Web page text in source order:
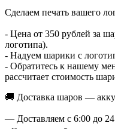
Сделаем печать вашего
- Цена от 350 рублей за
логотипа).
- Надуем шарики с
- Обратитесь к нашему
рассчитает стоимость
🚚 Доставка шаров —
— Доставляем с 6:00 до